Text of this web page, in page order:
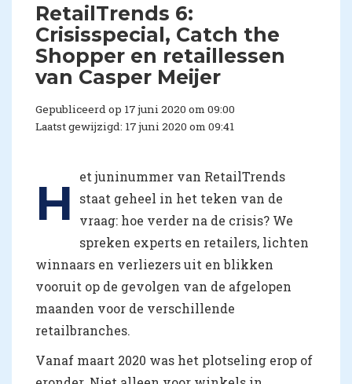
RetailTrends 6:
Crisisspecial, Catch the
Shopper en retaillessen
van Casper Meijer
Gepubliceerd op 17 juni 2020 om 09:00
Laatst gewijzigd: 17 juni 2020 om 09:41
H
et juninummer van RetailTrends
staat geheel in het teken van de
vraag: hoe verder na de crisis? We
spreken experts en retailers, lichten
winnaars en verliezers uit en blikken
vooruit op de gevolgen van de afgelopen
maanden voor de verschillende
retailbranches.
Vanaf maart 2020 was het plotseling erop of